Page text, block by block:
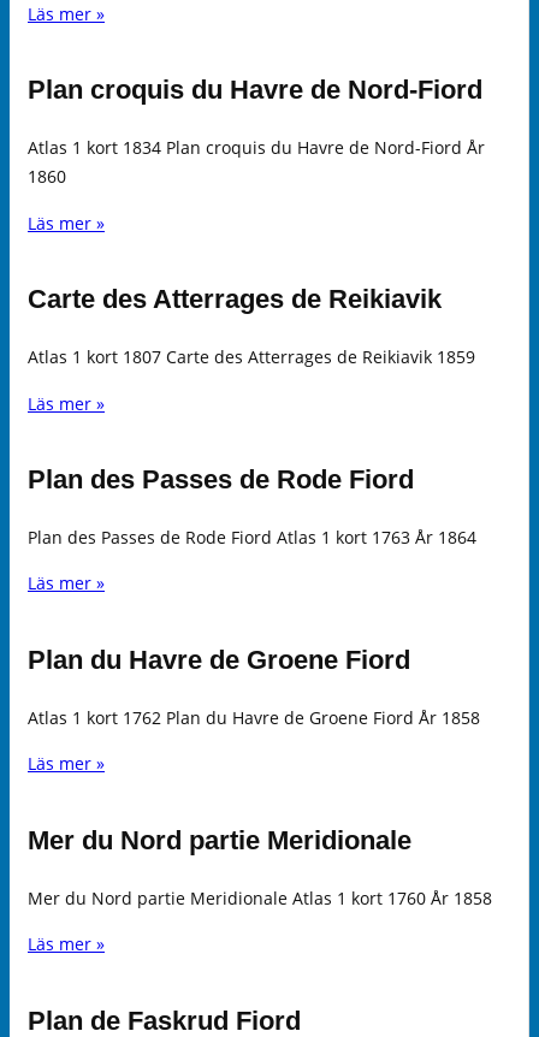
Läs mer »
Plan croquis du Havre de Nord-Fiord
Atlas 1 kort 1834 Plan croquis du Havre de Nord-Fiord År
1860
Läs mer »
Carte des Atterrages de Reikiavik
Atlas 1 kort 1807 Carte des Atterrages de Reikiavik 1859
Läs mer »
Plan des Passes de Rode Fiord
Plan des Passes de Rode Fiord Atlas 1 kort 1763 År 1864
Läs mer »
Plan du Havre de Groene Fiord
Atlas 1 kort 1762 Plan du Havre de Groene Fiord År 1858
Läs mer »
Mer du Nord partie Meridionale
Mer du Nord partie Meridionale Atlas 1 kort 1760 År 1858
Läs mer »
Plan de Faskrud Fiord